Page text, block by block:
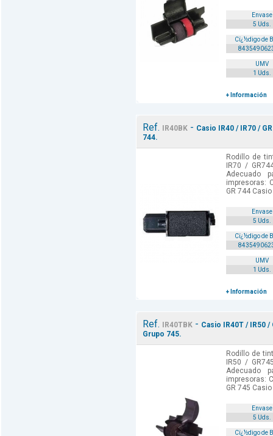
Envase
5 Uds.
Cï¿½digo de
UMV
1 Uds.
+ Información
Ref. IR40BK- Casio IR40 / IR70 /
744.
Rodillo de
IR70 /
Adecuado
impresoras:
GR 744
Envase
5 Uds.
Cï¿½digo de
UMV
1 Uds.
+ Información
Ref. IR40TBK- Casio IR40T / IR50
Grupo 745.
Rodillo de
IR50 /
Adecuado
impresoras:
GR 745
Envase
5 Uds.
Cï¿½digo de